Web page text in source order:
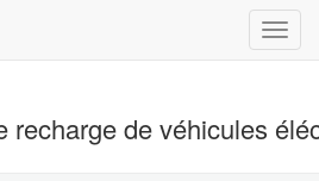
recharge de véhicules